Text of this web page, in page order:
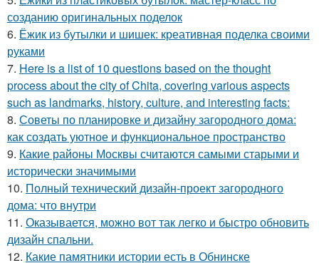
созданию оригинальных поделок
6. Ёжик из бутылки и шишек: креативная поделка своими
руками
7. Here is a list of 10 questions based on the thought
process about the city of Chita, covering various aspects
such as landmarks, history, culture, and interesting facts:
8. Советы по планировке и дизайну загородного дома:
как создать уютное и функциональное пространство
9. Какие районы Москвы считаются самыми старыми и
исторически значимыми
10. Полный технический дизайн-проект загородного
дома: что внутри
11. Оказывается, можно вот так легко и быстро обновить
дизайн спальни.
12. Какие памятники истории есть в Обнинске